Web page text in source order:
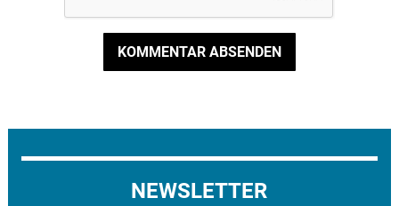
KOMMENTAR ABSENDEN
NEWSLETTER